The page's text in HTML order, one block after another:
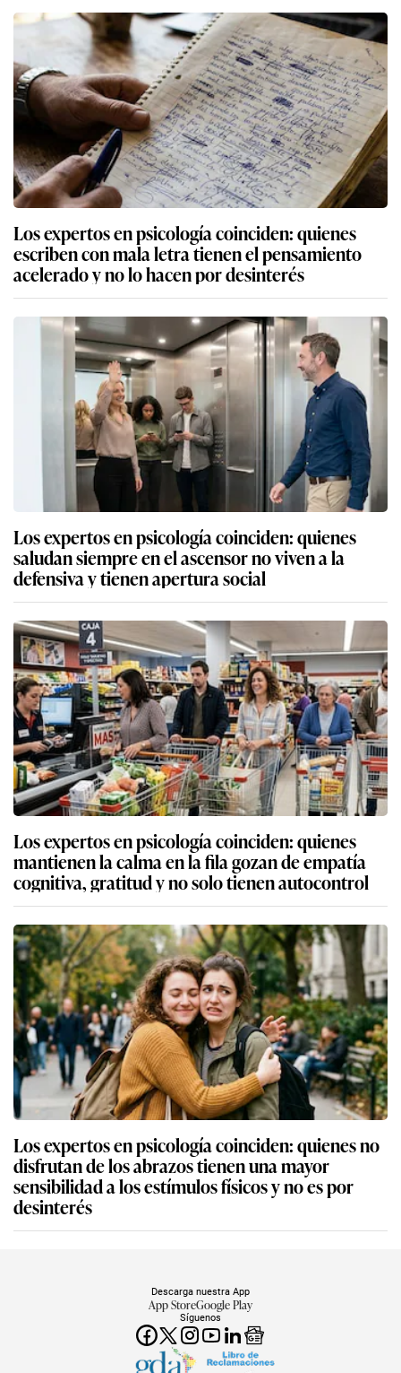
Los expertos en psicología coinciden: quienes
escriben con mala letra tienen el pensamiento
acelerado y no lo hacen por desinterés
Los expertos en psicología coinciden: quienes
saludan siempre en el ascensor no viven a la
defensiva y tienen apertura social
Los expertos en psicología coinciden: quienes
mantienen la calma en la fila gozan de empatía
cognitiva, gratitud y no solo tienen autocontrol
Los expertos en psicología coinciden: quienes no
disfrutan de los abrazos tienen una mayor
sensibilidad a los estímulos físicos y no es por
desinterés
Síguenos
Descarga nuestra App
App StoreGoogle Play